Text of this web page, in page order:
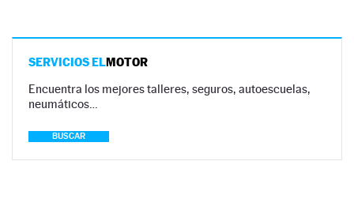
SERVICIOS ELMOTOR
Encuentra los mejores talleres, seguros, autoescuelas,
neumáticos…
BUSCAR